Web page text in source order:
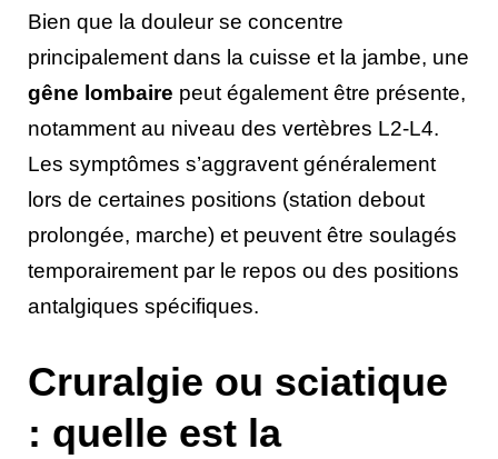
Bien que la douleur se concentre
principalement dans la cuisse et la jambe, une
gêne lombaire peut également être présente,
notamment au niveau des vertèbres L2-L4.
Les symptômes s’aggravent généralement
lors de certaines positions (station debout
prolongée, marche) et peuvent être soulagés
temporairement par le repos ou des positions
antalgiques spécifiques.
Cruralgie ou sciatique
: quelle est la